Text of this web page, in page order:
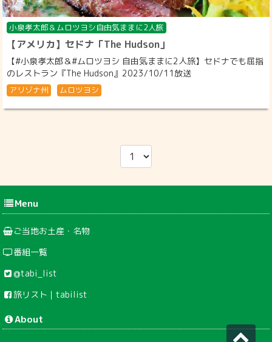
小泉孝太郎＆ムロツヨシ自由気ままに2人旅
【アメリカ】セドナ「The Hudson」
【#小泉孝太郎＆#ムロツヨシ 自由気ままに2人旅】セドナでも屈指
のレストラン『The Hudson』2023/10/11放送
アリゾナ州 ムロツヨシ
Menu
ご当地お土産・名物
番組一覧
@tabi_list
旅リスト｜tabilist
About